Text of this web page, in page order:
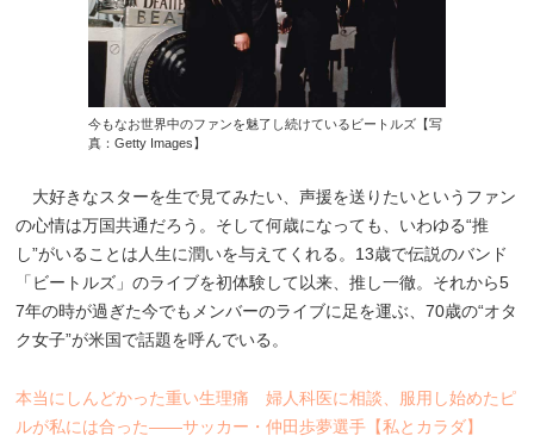
今もなお世界中のファンを魅了し続けているビートルズ【写
真：Getty Images】
大好きなスターを生で見てみたい、声援を送りたいというファン
の心情は万国共通だろう。そして何歳になっても、いわゆる“推
し”がいることは人生に潤いを与えてくれる。13歳で伝説のバンド
「ビートルズ」のライブを初体験して以来、推し一徹。それから5
7年の時が過ぎた今でもメンバーのライブに足を運ぶ、70歳の“オタ
ク女子”が米国で話題を呼んでいる。
本当にしんどかった重い生理痛 婦人科医に相談、服用し始めたピ
ルが私には合った――サッカー・仲田歩夢選手【私とカラダ】